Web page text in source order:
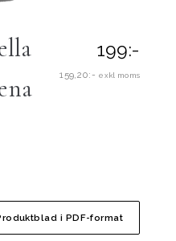
199:-
159,20:- exkl moms
i PDF-format